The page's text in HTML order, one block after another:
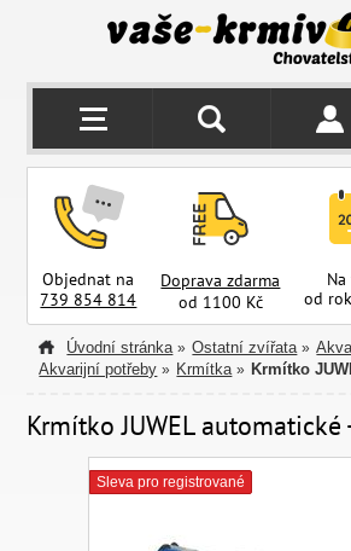
Objednat na
739 854 814
Doprava zdarma
od 1100 Kč
od
Úvodní stránka » Ostatní zvířata »
Akvarijní potřeby » Krmítka » Krmítko
Krmítko JUWEL automatické
Sleva pro registrované